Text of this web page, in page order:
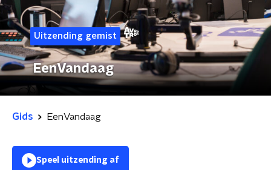
Uitzending gemist
EenVandaag
Gids EenVandaag
Speel uitzending af